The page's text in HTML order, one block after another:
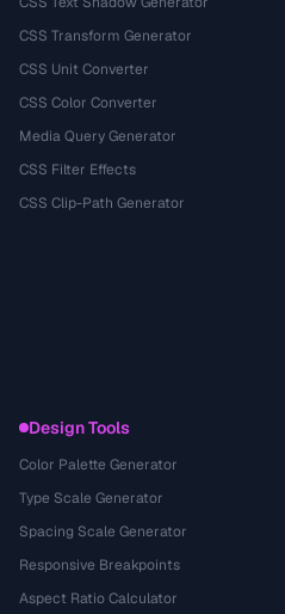
CSS Transform Generator
CSS Unit Converter
CSS Color Converter
Media Query Generator
CSS Filter Effects
CSS Clip-Path Generator
Design Tools
Color Palette Generator
Type Scale Generator
Spacing Scale Generator
Responsive Breakpoints
Aspect Ratio Calculator